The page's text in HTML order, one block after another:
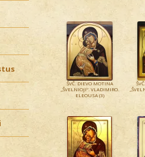
ŠVČ. DIEVO MOTINA
„ŠVELNIOJI“. VLADIMIRO.
ELEOUSA (3)